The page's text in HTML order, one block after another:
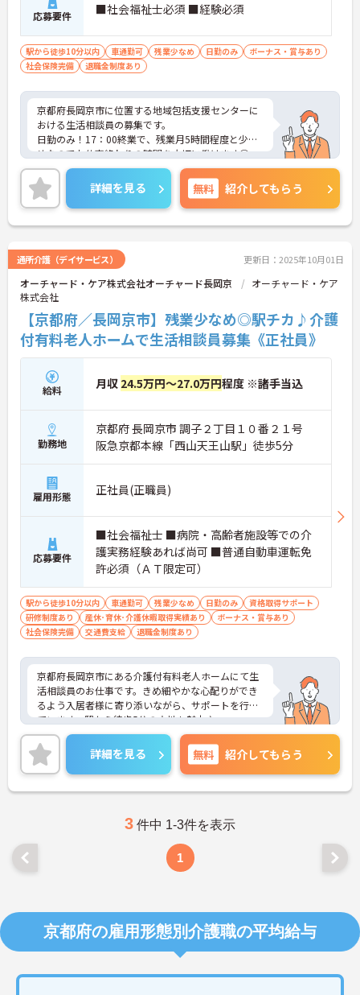
応募要件 ■社会福祉士必須 ■経験必須
駅から徒歩10分以内 車通勤可 残業少なめ 日勤のみ
ボーナス・賞与あり
社会保険完備
退職金制度あり
京都府長岡京市に位置する地域包括支援センターに
おける生活相談員の募集です。
日勤のみ！17：00終業で、残業月5時間程度と少な
めなのでお仕事終わりの時間を大切に働けます◎
育児休業・介護休業・看護休暇取得実績あり！長く
勤めやすい環境が整っています♪
ご興味のある方には面接ポイントをお伝えしますの
で、お気軽にお問い合わせください！
詳細を見る 無料 紹介してもらう
通所介護（デイサービス） 更新日：2025年10月01日
オーチャード・ケア株式会社オーチャード長岡京
オーチャード・ケア
株式会社
【京都府／長岡京市】残業少なめ◎駅チカ♪介護
付有料老人ホームで生活相談員募集《正社員》
給料 月収 24.5万円～27.0万円程度 ※諸手当込
勤務地
京都府 長岡京市 調子２丁目１０番２１号
阪急京都本線「西山天王山駅」徒歩5分
雇用形態 正社員(正職員)
応募要件
■社会福祉士 ■病院・高齢者施設等での介
護実務経験あれば尚可 ■普通自動車運転免
許必須（ＡＴ限定可）
駅から徒歩10分以内 車通勤可 残業少なめ 日勤のみ
資格取得サポート
研修制度あり
産休･育休･介護休暇取得実績あり
ボーナス・賞与あり
社会保険完備
交通費支給 退職金制度あり
京都府長岡京市にある介護付有料老人ホームにて生
活相談員のお仕事です。きめ細やかな心配りができ
るよう入居者様に寄り添いながら、サポートを行っ
ています。駅から徒歩5分の立地も魅力♪
ご興味がある方は是非一度マイナビまでお問い合わ
せください。さらに詳細などお伝えします！
詳細を見る 無料 紹介してもらう
3 件中 1-3件を表示
1
京都府の雇用形態別介護職の平均給与